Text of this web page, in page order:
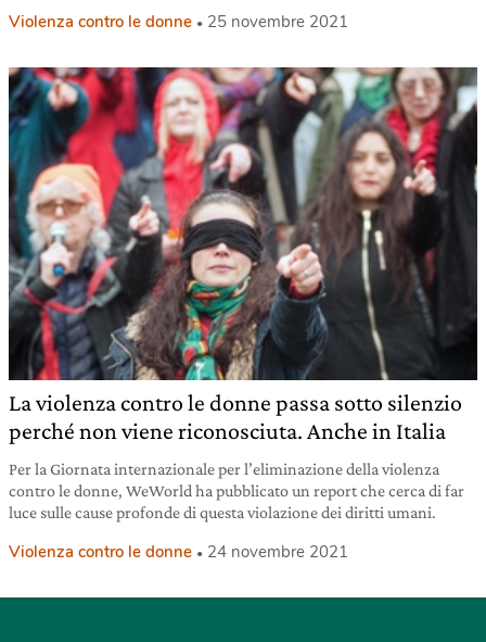
Violenza contro le donne 25 novembre 2021
La violenza contro le donne passa sotto silenzio
perché non viene riconosciuta. Anche in Italia
Per la Giornata internazionale per l’eliminazione della violenza
contro le donne, WeWorld ha pubblicato un report che cerca di far
luce sulle cause profonde di questa violazione dei diritti umani.
Violenza contro le donne 24 novembre 2021